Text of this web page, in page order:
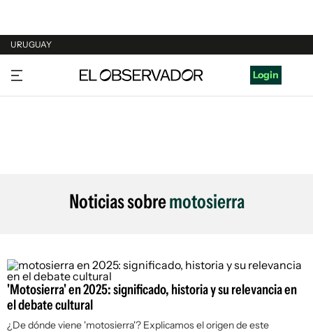
URUGUAY
URUGUAY
ARGENTINA
Login
Noticias sobremotosierra
'Motosierra' en 2025: significado, historia y su relevancia en
el debate cultural
¿De dónde viene 'motosierra'? Explicamos el origen de este